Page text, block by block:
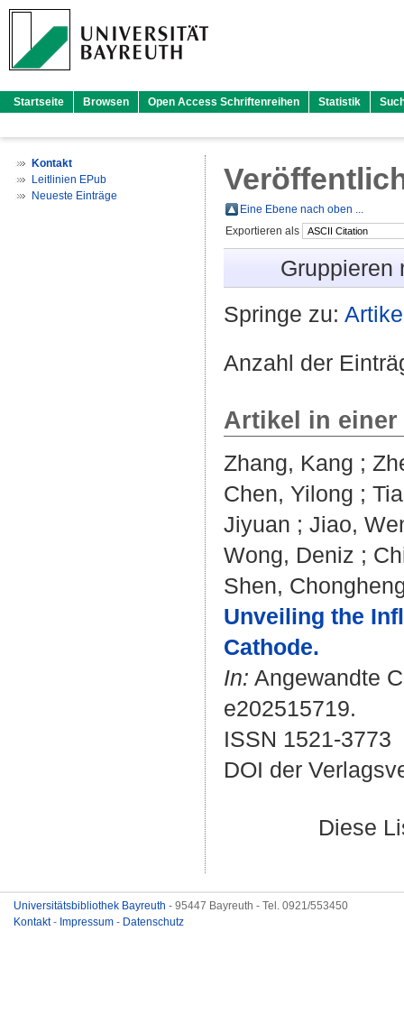
Startseite Browsen Open Access Schriftenreihen Statistik
Kontakt
Leitlinien EPub
Neueste Einträge
Eine Ebene nach oben ...
Exportieren als
Gruppieren
Springe zu:
Anzahl der
Artikel in
Zhang, Kang ;
Chen, Yilong ;
Jiyuan ; Jiao,
Wong, Deniz ;
Shen,
Unveiling the
Cathode.
In: Angewandte
e202515719.
ISSN 1521-3773
DOI der
Diese
Universitätsbibliothek Bayreuth - 95447 Bayreuth - Tel. 0921/553450
Kontakt- Impressum - Datenschutz